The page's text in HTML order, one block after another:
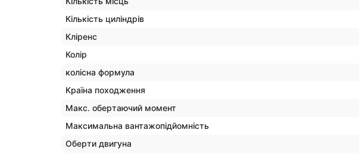
Кількість циліндрів
Кліренс
Колір
колісна формула
Країна походження
Макс. обертаючий момент
Максимальна вантажопідйомність
Оберти двигуна